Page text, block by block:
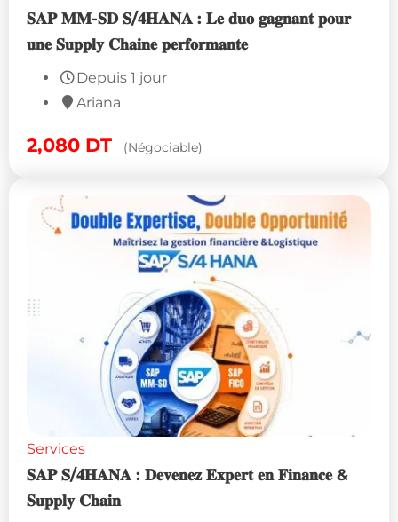
𝐒𝐀𝐏 𝐌𝐌-𝐒𝐃 𝐒/𝟒𝐇𝐀𝐍𝐀 : 𝐋𝐞 𝐝𝐮𝐨 𝐠𝐚𝐠𝐧𝐚𝐧𝐭 𝐩𝐨𝐮𝐫
𝐮𝐧𝐞 𝐒𝐮𝐩𝐩𝐥𝐲 𝐂𝐡𝐚𝐢𝐧𝐞 𝐩𝐞𝐫𝐟𝐨𝐫𝐦𝐚𝐧𝐭𝐞
Depuis 1 jour
Ariana
2,080 DT (Négociable)
Services
𝐒𝐀𝐏 𝐒/𝟒𝐇𝐀𝐍𝐀 : 𝐃𝐞𝐯𝐞𝐧𝐞𝐳 𝐄𝐱𝐩𝐞𝐫𝐭 𝐞𝐧 𝐅𝐢𝐧𝐚𝐧𝐜𝐞 &
𝐒𝐮𝐩𝐩𝐥𝐲 𝐂𝐡𝐚𝐢𝐧